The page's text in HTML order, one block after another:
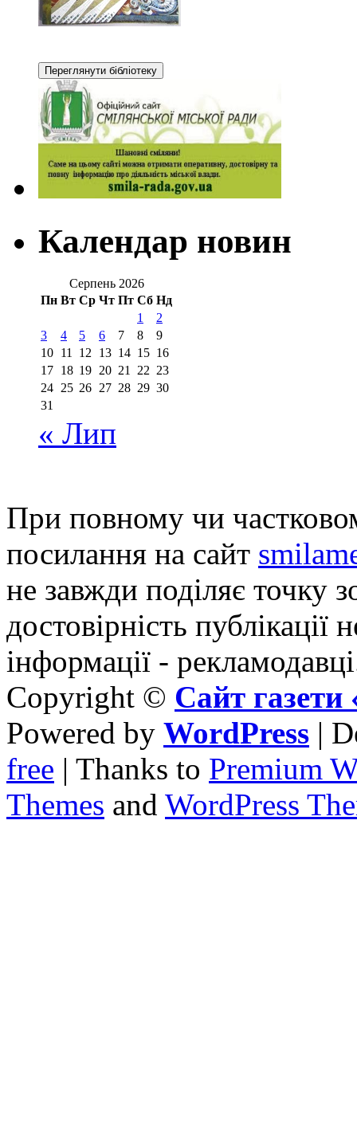
Календар новин
Серпень 2026
Пн Вт Ср Чт Пт Сб Нд
1
2
3
4 5 6 7 8
9
10 11 12 13 14 15 16
17 18 19 20 21 22 23
24 25 26 27 28 29 30
31
« Лип
При повному чи
посилання на сайт
не завжди поділяє точку
достовірність публікації
інформації -
Copyright © Сайт
Powered by WordPress |
free | Thanks to Premium
Themes and WordPress